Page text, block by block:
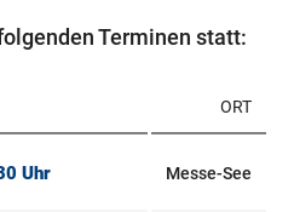
Terminen statt:
ORT
Uhr Messe-See